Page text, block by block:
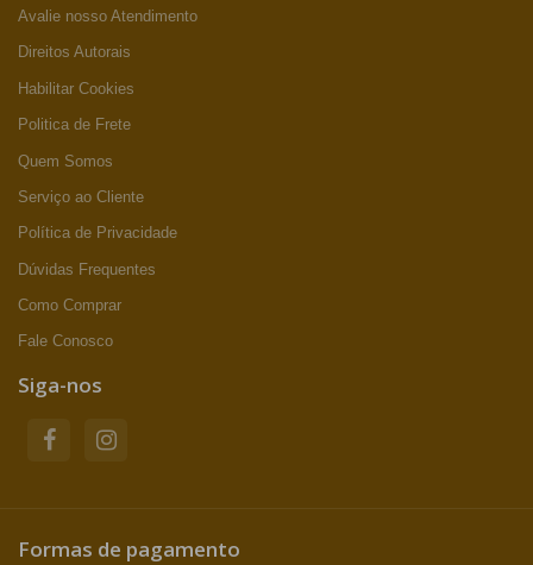
Avalie nosso Atendimento
Direitos Autorais
Habilitar Cookies
Politica de Frete
Quem Somos
Serviço ao Cliente
Política de Privacidade
Dúvidas Frequentes
Como Comprar
Fale Conosco
Siga-nos
Formas de pagamento